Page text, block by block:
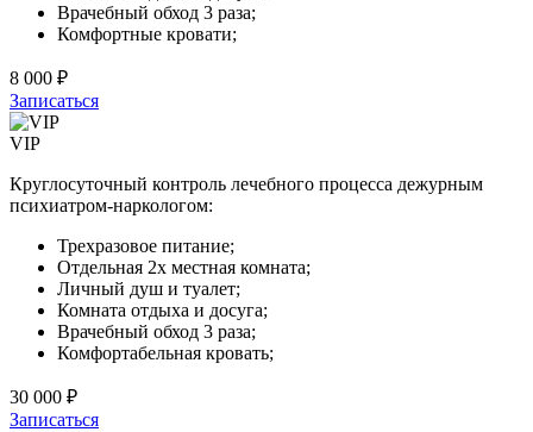
Врачебный обход 3 раза;
Комфортные кровати;
8 000 ₽
Записаться
VIP
Круглосуточный контроль лечебного процесса дежурным
психиатром-наркологом:
Трехразовое питание;
Отдельная 2х местная комната;
Личный душ и туалет;
Комната отдыха и досуга;
Врачебный обход 3 раза;
Комфортабельная кровать;
30 000 ₽
Записаться